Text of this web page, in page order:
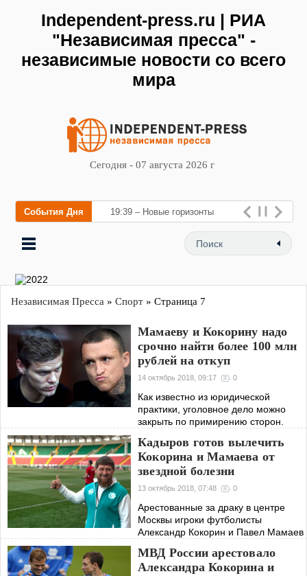
Independent-press.ru | РИА
"Независимая пресса" -
независимые новости со всего
мира
Сегодня - 07 августа 2026 г
События Дня 19:39 – Новые горизонты
флебологии: в Москве откры
Независимая Пресса » Спорт » Страница 7
Мамаеву и Кокорину надо
срочно найти более 100 млн
рублей на откуп
14 октябрь 2018, 09:17 0
Как известно из юридической
практики, уголовное дело можно
закрыть по примирению сторон.
Кадыров готов вылечить
Кокорина и Мамаева от
звездной болезни
13 октябрь 2018, 07:48 0
Арестованные за драку в центре
Москвы игроки футболисты
Александр Кокорин и Павел Мамаев
футболистов в клубе «Ахмат», город
Грозный, после судебного решения
МВД России арестовало
Александра Кокорина и